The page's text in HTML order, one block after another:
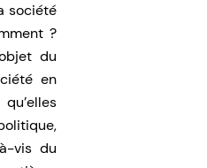
société
?
du
en
vis du